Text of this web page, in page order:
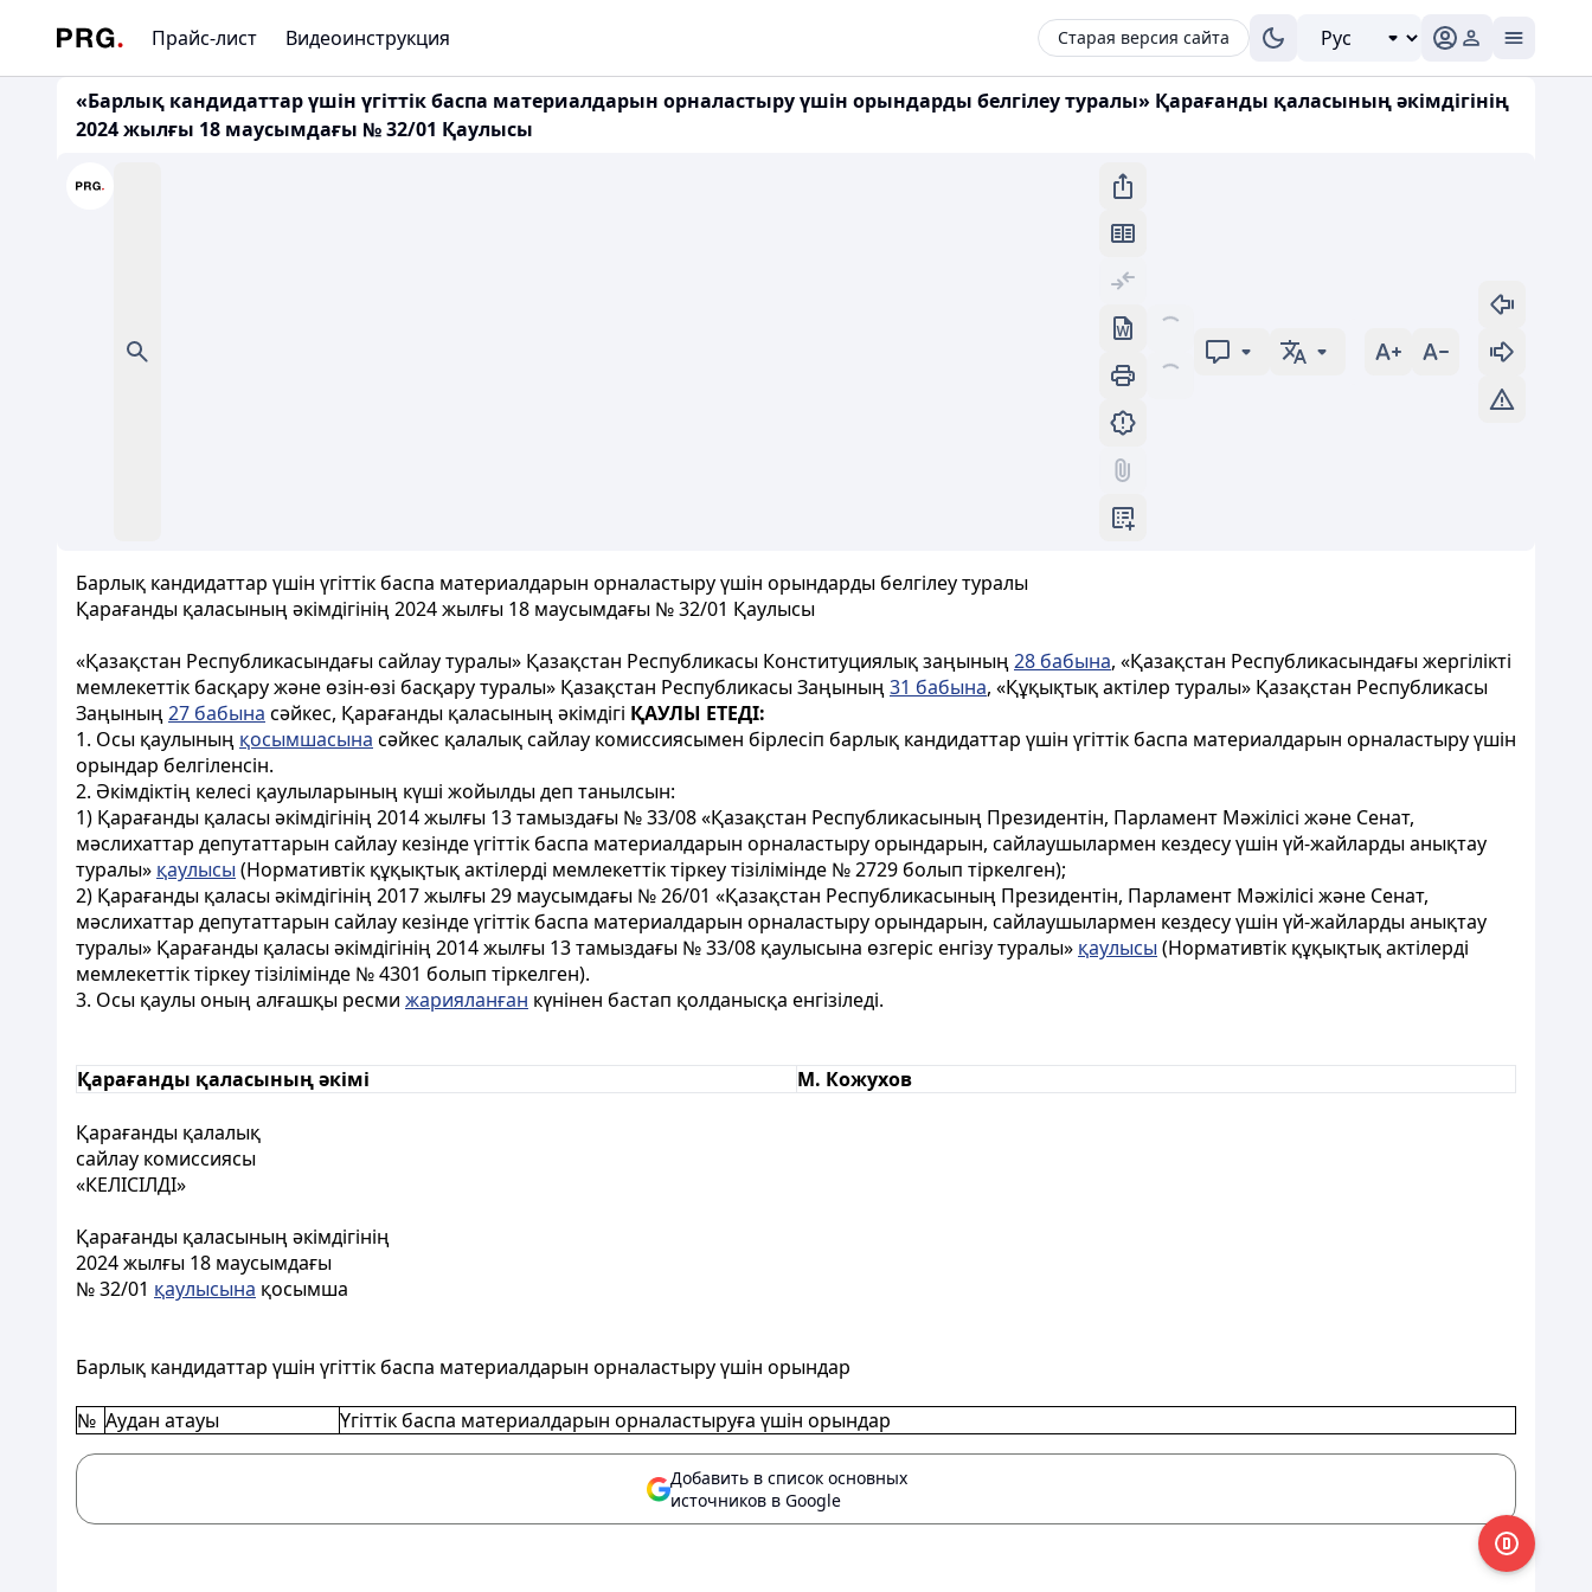
Прайс-лист Видеоинструкция Старая версия сайта
«Барлық кандидаттар үшін үгіттік баспа материалдарын орналастыру үшін орындарды белгілеу туралы» Қарағанды қаласының әкімдігінің
2024 жылғы 18 маусымдағы № 32/01 Қаулысы
Барлық кандидаттар үшін үгіттік баспа материалдарын орналастыру үшін орындарды белгілеу туралы
Қарағанды қаласының әкімдігінің 2024 жылғы 18 маусымдағы № 32/01 Қаулысы
«Қазақстан Республикасындағы сайлау туралы» Қазақстан Республикасы Конституциялық заңының28 бабына, «Қазақстан Республикасындағы жергілікті
мемлекеттік басқару және өзін-өзі басқару туралы» Қазақстан Республикасы Заңының31 бабына, «Құқықтық актілер туралы» Қазақстан Республикасы
Заңының27 бабына сәйкес, Қарағанды қаласының әкімдігі ҚАУЛЫ ЕТЕДІ:
1. Осы қаулының қосымшасына сәйкес қалалық сайлау комиссиясымен бірлесіп барлық кандидаттар үшін үгіттік баспа материалдарын орналастыру үшін
орындар белгіленсін.
2. Әкімдіктің келесі қаулыларының күші жойылды деп танылсын:
1) Қарағанды қаласы әкімдігінің 2014 жылғы 13 тамыздағы № 33/08 «Қазақстан Республикасының Президентін, Парламент Мәжілісі және Сенат,
мәслихаттар депутаттарын сайлау кезінде үгіттік баспа материалдарын орналастыру орындарын, сайлаушылармен кездесу үшін үй-жайларды анықтау
туралы» қаулысы (Нормативтік құқықтық актілерді мемлекеттік тіркеу тізілімінде № 2729 болып тіркелген);
2) Қарағанды қаласы әкімдігінің 2017 жылғы 29 маусымдағы № 26/01 «Қазақстан Республикасының Президентін, Парламент Мәжілісі және Сенат,
мәслихаттар депутаттарын сайлау кезінде үгіттік баспа материалдарын орналастыру орындарын, сайлаушылармен кездесу үшін үй-жайларды анықтау
туралы» Қарағанды қаласы әкімдігінің 2014 жылғы 13 тамыздағы № 33/08 қаулысына өзгеріс енгізу туралы» қаулысы (Нормативтік құқықтық актілерді
мемлекеттік тіркеу тізілімінде № 4301 болып тіркелген).
3. Осы қаулы оның алғашқы ресми жарияланған күнінен бастап қолданысқа енгізіледі.
Қарағанды қаласының әкімі М. Кожухов
Қарағанды қалалық
сайлау комиссиясы
«КЕЛIСIЛДI»
Қарағанды қаласыныңәкімдігінің
2024 жылғы 18 маусымдағы
№ 32/01 қаулысына қосымша
Барлық кандидаттар үшін үгiттiк баспа материалдарын орналастыру үшін орындар
№ Аудан атауы Үгіттік баспа материалдарын орналастыруға үшін орындар
Добавить в список основных
источников в Google